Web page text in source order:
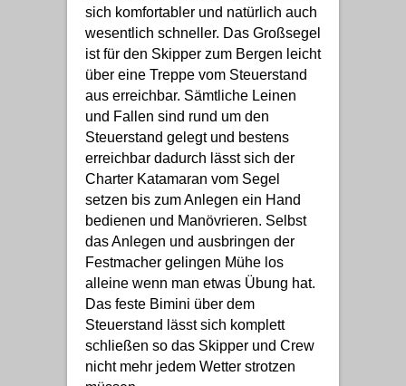
sich komfortabler und natürlich auch
wesentlich schneller. Das Großsegel
ist für den Skipper zum Bergen leicht
über eine Treppe vom Steuerstand
aus erreichbar. Sämtliche Leinen
und Fallen sind rund um den
Steuerstand gelegt und bestens
erreichbar dadurch lässt sich der
Charter Katamaran vom Segel
setzen bis zum Anlegen ein Hand
bedienen und Manövrieren. Selbst
das Anlegen und ausbringen der
Festmacher gelingen Mühe los
alleine wenn man etwas Übung hat.
Das feste Bimini über dem
Steuerstand lässt sich komplett
schließen so das Skipper und Crew
nicht mehr jedem Wetter strotzen